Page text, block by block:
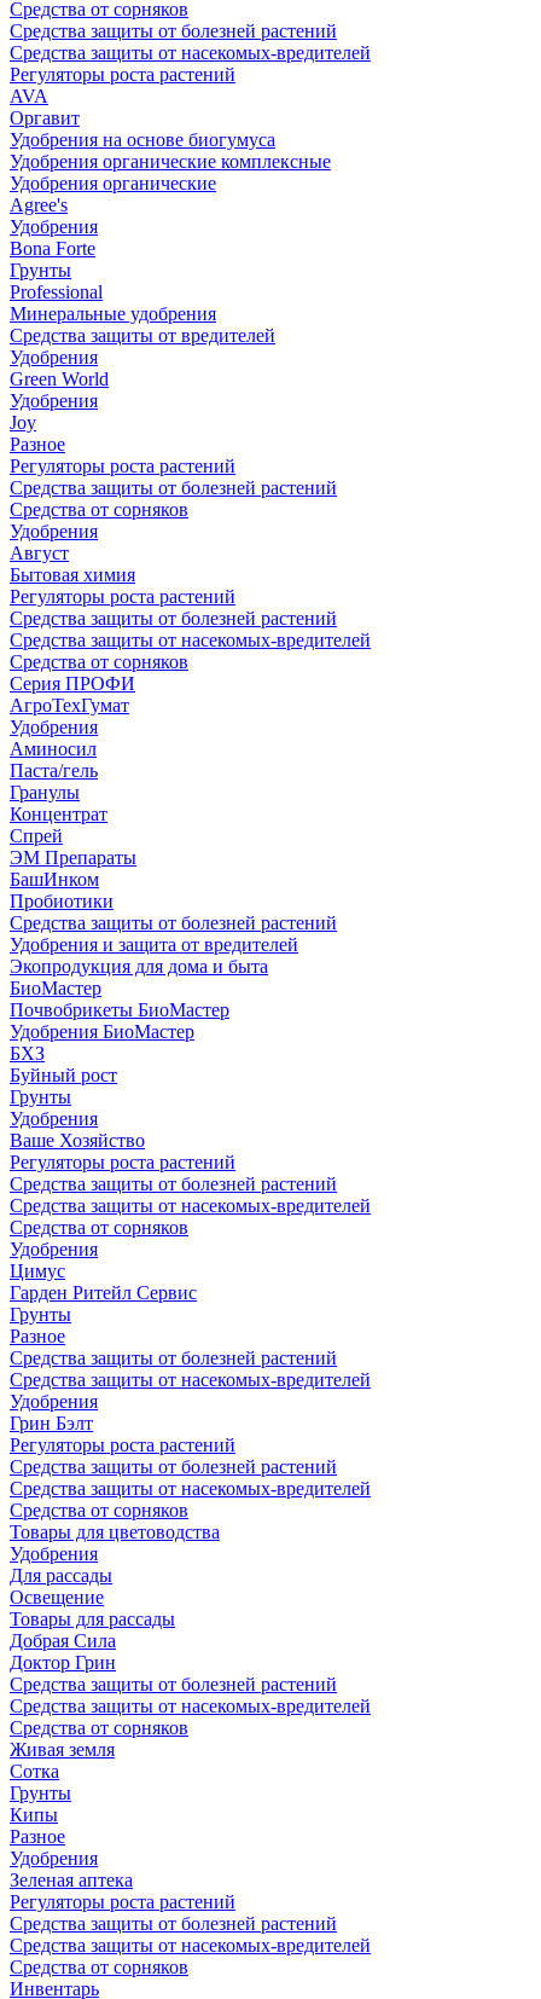
Средства от сорняков
Средства защиты от болезней растений
Средства защиты от насекомых-вредителей
Регуляторы роста растений
AVA
Оргавит
Удобрения на основе биогумуса
Удобрения органические комплексные
Удобрения органические
Agree's
Удобрения
Bona Forte
Грунты
Professional
Минеральные удобрения
Средства защиты от вредителей
Удобрения
Green World
Удобрения
Joy
Разное
Регуляторы роста растений
Средства защиты от болезней растений
Средства от сорняков
Удобрения
Август
Бытовая химия
Регуляторы роста растений
Средства защиты от болезней растений
Средства защиты от насекомых-вредителей
Средства от сорняков
Серия ПРОФИ
АгроТехГумат
Удобрения
Аминосил
Паста/гель
Гранулы
Концентрат
Спрей
ЭМ Препараты
БашИнком
Пробиотики
Средства защиты от болезней растений
Удобрения и защита от вредителей
Экопродукция для дома и быта
БиоМастер
Почвобрикеты БиоМастер
Удобрения БиоМастер
БХЗ
Буйный рост
Грунты
Удобрения
Ваше Хозяйство
Регуляторы роста растений
Средства защиты от болезней растений
Средства защиты от насекомых-вредителей
Средства от сорняков
Удобрения
Цимус
Гарден Ритейл Сервис
Грунты
Разное
Средства защиты от болезней растений
Средства защиты от насекомых-вредителей
Удобрения
Грин Бэлт
Регуляторы роста растений
Средства защиты от болезней растений
Средства защиты от насекомых-вредителей
Средства от сорняков
Товары для цветоводства
Удобрения
Для рассады
Освещение
Товары для рассады
Добрая Сила
Доктор Грин
Средства защиты от болезней растений
Средства защиты от насекомых-вредителей
Средства от сорняков
Живая земля
Сотка
Грунты
Кипы
Разное
Удобрения
Зеленая аптека
Регуляторы роста растений
Средства защиты от болезней растений
Средства защиты от насекомых-вредителей
Средства от сорняков
Инвентарь